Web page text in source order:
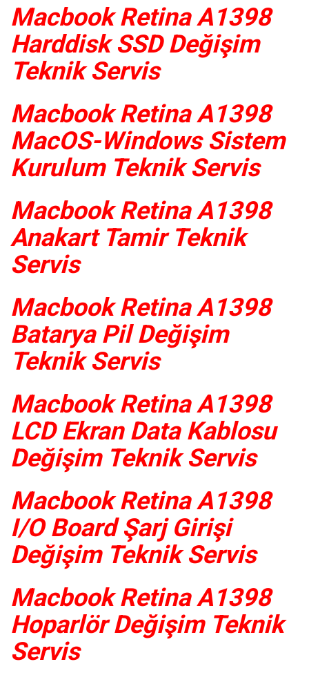
Macbook Retina A1398
Harddisk SSD Değişim
Teknik Servis
Macbook Retina A1398
MacOS-Windows Sistem
Kurulum Teknik Servis
Macbook Retina A1398
Anakart Tamir Teknik
Servis
Macbook Retina A1398
Batarya Pil Değişim
Teknik Servis
Macbook Retina A1398
LCD Ekran Data Kablosu
Değişim Teknik Servis
Macbook Retina A1398
I/O Board Şarj Girişi
Değişim Teknik Servis
Macbook Retina A1398
Hoparlör Değişim Teknik
Servis